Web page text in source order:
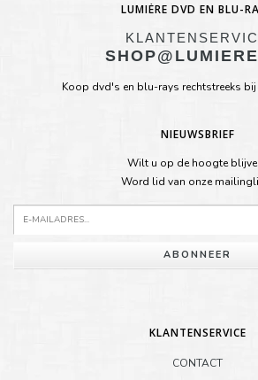
LUMIÈRE DVD EN BLU-
Koop dvd's en blu-rays rechtstreeks
NIEUWSBRIEF
Wilt u op de hoogte
Word lid van onze
ABONNEER
KLANTENSERVICE
CONTACT